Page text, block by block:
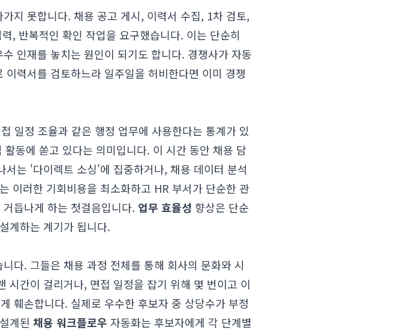
지 못합니다. 채용 공고 게시, 이력서 수집, 1차 검토,
, 반복적인 확인 작업을 요구했습니다. 이는 단순히
인재를 놓치는 원인이 되기도 합니다. 경쟁사가 자동
력서를 검토하느라 일주일을 허비한다면 이미 경쟁
일정 조율과 같은 행정 업무에 사용한다는 통계가 있
동에 쏟고 있다는 의미입니다. 이 시간 동안 채용 담
는 '다이렉트 소싱'에 집중하거나, 채용 데이터 분석
는 이러한 기회비용을 최소화하고 HR 부서가 단순한 관
듭나게 하는 첫걸음입니다. 업무 효율성 향상은 단순
계하는 계기가 됩니다.
다. 그들은 채용 과정 전체를 통해 회사의 문화와 시
시간이 걸리거나, 면접 일정을 잡기 위해 몇 번이고 이
훼손합니다. 실제로 우수한 후보자 중 상당수가 부정
계된 채용 워크플로우 자동화는 후보자에게 각 단계별